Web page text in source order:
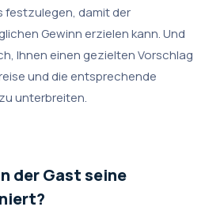
festzulegen, damit der
Gewinn erzielen kann. Und
Ihnen einen gezielten Vorschlag
und die entsprechende
unterbreiten.
der Gast seine